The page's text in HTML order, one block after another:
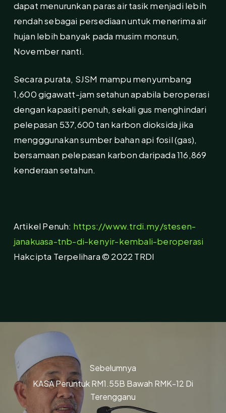
dapat menurunkan paras air tasik menjadi lebih
rendah sebagai persediaan untuk menerima air
hujan lebih banyak pada musim monsun,
November nanti.
Secara purata, SJSM mampu menyumbang
1,600 gigawatt-jam setahun apabila beroperasi
dengan kapasiti penuh, sekali gus menghindari
pelepasan 537,600 tan karbon dioksida jika
mengggunakan sumber bahan api fosil (gas),
bersamaan pelepasan karbon daripada 116,869
kenderaan setahun.
Artikel Penuh: https://www.trdi.my/stesen-
janakuasa-tnb-di-kenyir-kembali-beroperasi
Hakcipta Terpelihara © 2022 TRDI
Sebelumnya
KASA Peruntuk RM1.55B Bawah RMK-12 Di
Terengganu